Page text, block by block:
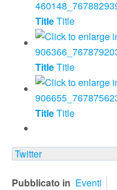
TitleTitle
TitleTitle
TitleTitle
Twitter
Pubblicato in Eventi